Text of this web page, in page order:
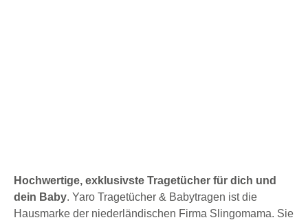
Hochwertige, exklusivste Tragetücher für dich und
dein Baby. Yaro Tragetücher & Babytragen ist die
Hausmarke der niederländischen Firma Slingomama. Sie